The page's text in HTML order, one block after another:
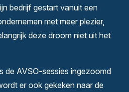
bedrijf gestart vanuit een
met meer plezier,
deze droom niet uit het
de AVSO-sessies ingezoomd
er ook gekeken naar de